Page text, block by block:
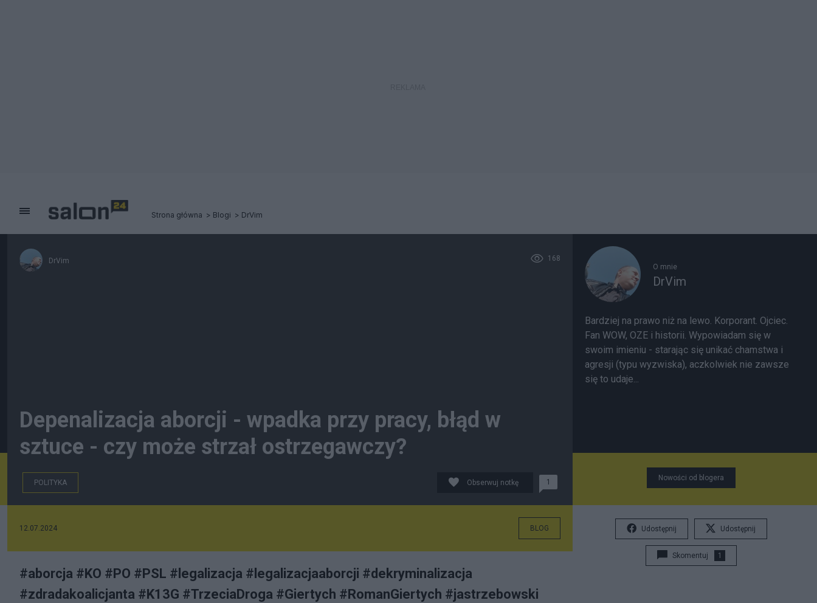
Strona główna Blogi DrVim
DrVim 168
Depenalizacja aborcji - wpadka przy pracy, błąd w
sztuce - czy może strzał ostrzegawczy?
POLITYKA Obserwuj notkę 1
12.07.2024 BLOG
#aborcja #KO #PO #PSL #legalizacja #legalizacjaaborcji #dekryminalizacja
#zdradakoalicjanta #K13G #TrzeciaDroga #Giertych #RomanGiertych #jastrzebowski
O mnie
DrVim
Bardziej na prawo niż na lewo. Korporant. Ojciec.
Fan WOW, OZE i historii. Wypowiadam się w
swoim imieniu - starając się unikać chamstwa i
agresji (typu wyzwiska), aczkolwiek nie zawsze
się to udaje...
Nowości od blogera
Udostępnij Udostępnij
Skomentuj 1